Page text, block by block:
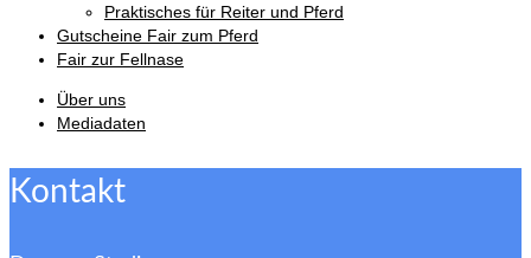
Praktisches für Reiter und Pferd
Gutscheine Fair zum Pferd
Fair zur Fellnase
Über uns
Mediadaten
Kontakt